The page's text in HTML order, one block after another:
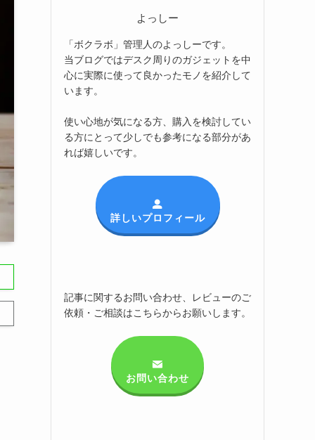
よっしー
「ボクラボ」管理人のよっしーです。
当ブログではデスク周りのガジェットを中
心に実際に使って良かったモノを紹介して
います。
使い心地が気になる方、購入を検討してい
る方にとって少しでも参考になる部分があ
れば嬉しいです。
詳しいプロフィール
記事に関するお問い合わせ、レビューのご
依頼・ご相談はこちらからお願いします。
お問い合わせ